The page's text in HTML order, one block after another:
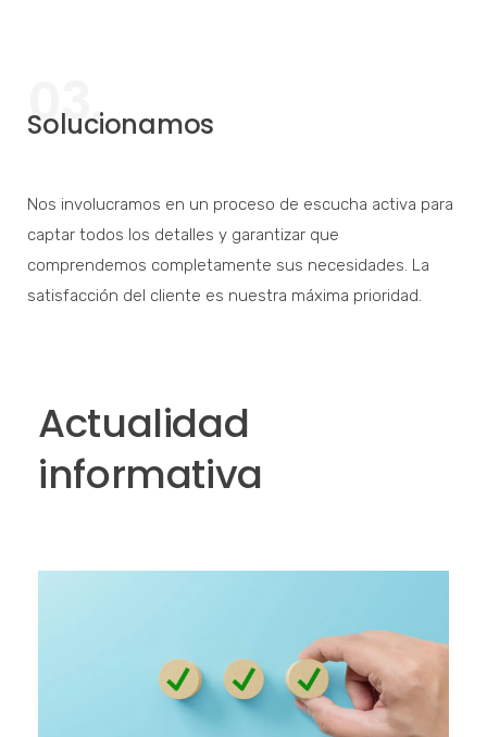
03.
Nos involucramos en un proceso de escucha activa para
captar todos los detalles y garantizar que
comprendemos completamente sus necesidades. La
Actualidad
informativa